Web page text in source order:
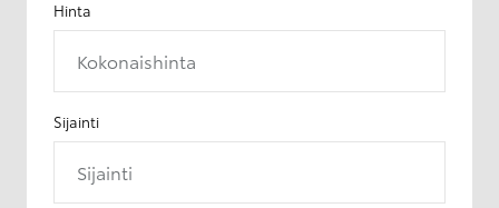
Hinta
Kokonaishinta
Sijainti
Sijainti